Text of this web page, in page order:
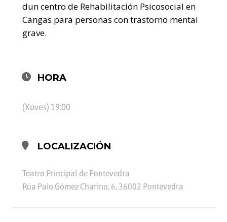
dun centro de Rehabilitación Psicosocial en
Cangas para personas con trastorno mental
grave.
HORA
(Xoves) 19:00
LOCALIZACIÓN
Teatro Principal de Pontevedra
Rúa Paio Gómez Charino, 6, 36002 Pontevedra